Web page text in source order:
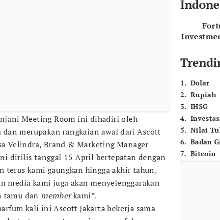
Meeting Room ini dihadiri oleh
merupakan rangkaian awal dari Ascott
Velindra, Brand & Marketing Manager
dirilis tanggal 15 April bertepatan dengan
terus kami gaungkan hingga akhir tahun,
media kami juga akan menyelenggarakan
tamu danmemberkami”.
kali ini Ascott Jakarta bekerja sama
1. Dolar
2. Rupiah
3. IHSG
4.
5. Nilai
6. Badan
7. Bitcoin